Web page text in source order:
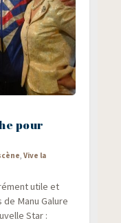
pour
,Vive la
utile et
Manu Galure
Star :